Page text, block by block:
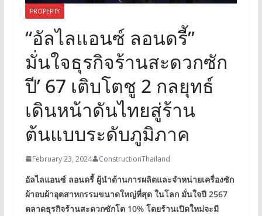
PROPERTY
“อัลไลแอนซ์ ลอนดรี้”
มั่นใจธุรกิจร้านสะดวกซัก
ปี’ 67 เติบโตชู 2 กลยุทธ์
เดินหน้าดันไทยสู่ร้าน
ต้นแบบระดับภูมิภาค
February 23, 2024 ConstructionThailand
อัลไลแอนซ์ ลอนดรี้ ผู้นำด้านการผลิตและจำหน่ายเครื่องซัก
ผ้าอบผ้าอุตสาหกรรมขนาดใหญ่ที่สุด ในโลก มั่นใจปี 2567
ตลาดธุรกิจร้านสะดวกซักโต 10% โดยร้านเปิดใหม่จะมี